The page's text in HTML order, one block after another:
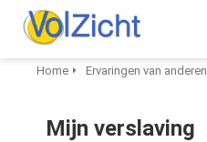
Home Ervaringen van anderen
Mijn verslaving